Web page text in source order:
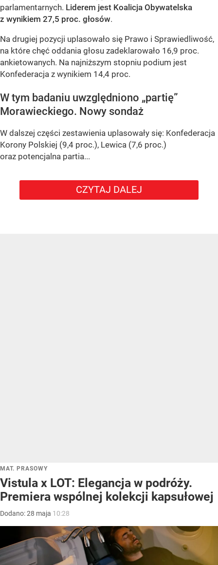
parlamentarnych. Liderem jest Koalicja Obywatelska
z wynikiem 27,5 proc. głosów.
Na drugiej pozycji uplasowało się Prawo i Sprawiedliwość,
na które chęć oddania głosu zadeklarowało 16,9 proc.
ankietowanych. Na najniższym stopniu podium jest
Konfederacja z wynikiem 14,4 proc.
W tym badaniu uwzględniono „partię”
Morawieckiego. Nowy sondaż
W dalszej części zestawienia uplasowały się: Konfederacja
Korony Polskiej (9,4 proc.), Lewica (7,6 proc.)
oraz potencjalna partia...
CZYTAJ DALEJ
MAT. PRASOWY
Vistula x LOT: Elegancja w podróży.
Premiera wspólnej kolekcji kapsułowej
Dodano:28 maja 10:28